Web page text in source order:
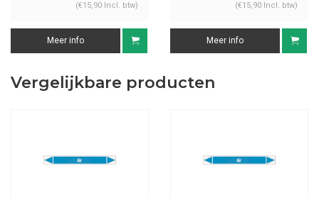
(€15,90 Incl. btw)
Meer info
(€15,90 Incl. btw)
Meer info
Vergelijkbare producten